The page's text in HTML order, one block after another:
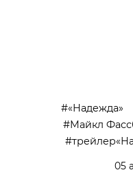
«Надежда»
Майкл
05